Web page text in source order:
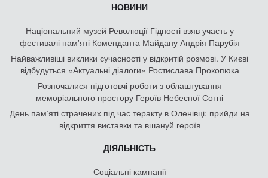
НОВИНИ
Національний музей Революції Гідності взяв участь у
фестивалі пам'яті Коменданта Майдану Андрія Парубія
Найважливіші виклики сучасності у відкритій розмові. У Києві
відбудуться «Актуальні діалоги» Ростислава Прокопюка
Розпочалися підготовчі роботи з облаштування
меморіального простору Героїв Небесної Сотні
День памʼяті страчених під час теракту в Оленівці: прийди на
відкриття виставки та вшануй героїв
ДІЯЛЬНІСТЬ
Соціальні кампанії